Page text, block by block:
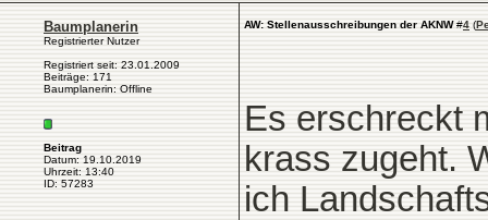
Baumplanerin
Registrierter Nutzer
Registriert seit: 23.01.2009
Beiträge: 171
Baumplanerin: Offline
Beitrag
Datum: 19.10.2019
Uhrzeit: 13:40
ID: 57283
AW: Stellenausschreibungen der AKNW#4 (
Es erschreckt
krass zugeht.
ich